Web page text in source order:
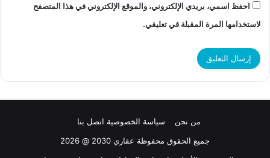
احفظ اسمي، بريدي الإلكتروني، والموقع الإلكتروني في هذا المتصفح
لاستخدامها المرة المقبلة في تعليقي.
من نحن سياسة الخصوصية اتصل بنا
جميع الحقوق محفوظة عقاري 2030 @ 2026